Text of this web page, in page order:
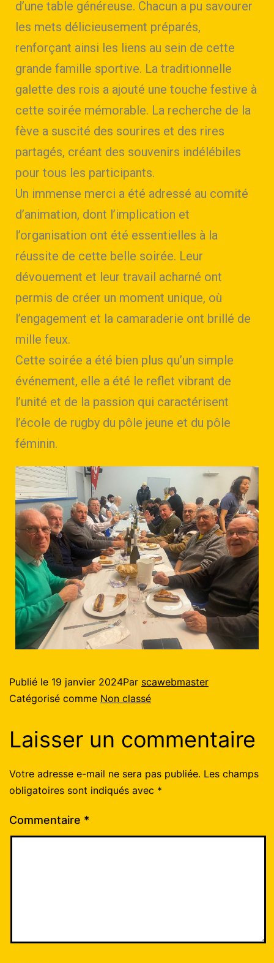
d’une table généreuse. Chacun a pu savourer
les mets délicieusement préparés,
renforçant ainsi les liens au sein de cette
grande famille sportive. La traditionnelle
galette des rois a ajouté une touche festive à
cette soirée mémorable. La recherche de la
fève a suscité des sourires et des rires
partagés, créant des souvenirs indélébiles
pour tous les participants.
Un immense merci a été adressé au comité
d’animation, dont l’implication et
l’organisation ont été essentielles à la
réussite de cette belle soirée. Leur
dévouement et leur travail acharné ont
permis de créer un moment unique, où
l’engagement et la camaraderie ont brillé de
mille feux.
Cette soirée a été bien plus qu’un simple
événement, elle a été le reflet vibrant de
l’unité et de la passion qui caractérisent
l’école de rugby du pôle jeune et du pôle
féminin.
Publié le 19 janvier 2024Par scawebmaster
Catégorisé comme Non classé
Laisser un commentaire
Votre adresse e-mail ne sera pas publiée. Les champs
obligatoires sont indiqués avec *
Commentaire *